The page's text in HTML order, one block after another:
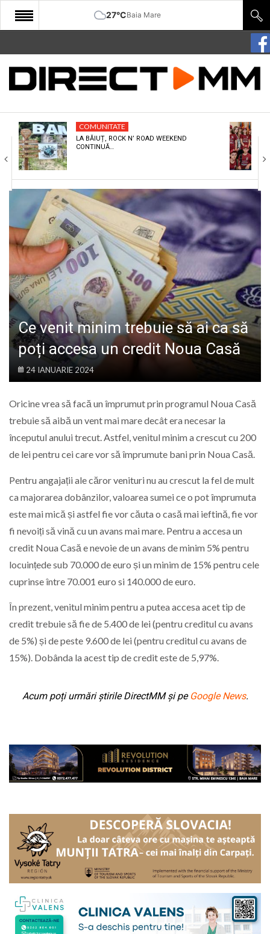
27°CBaia Mare
START
COMUNITATE
CULTURA
ECONOMIE
SANATATE
SPORT
SPECIAL
POLITIC
LIFE
COMUNITATE
LA BĂIUȚ, ROCK N’ ROAD WEEKEND
CONTINUĂ…
Ce venit minim trebuie să ai ca să
poți accesa un credit Noua Casă
24 IANUARIE 2024
Oricine vrea să facă un împrumut prin programul Noua Casă
trebuie să aibă un vent mai mare decât era necesar la
începutul anului trecut. Astfel, venitul minim a crescut cu 200
de lei pentru cei care vor să împrumute bani prin Noua Casă.
Pentru angajații ale căror venituri nu au crescut la fel de mult
ca majorarea dobânzilor, valoarea sumei ce o pot împrumuta
este mai mică și astfel fie vor căuta o casă mai ieftină, fie vor
fi nevoiți să vină cu un avans mai mare. Pentru a accesa un
credit Noua Casă e nevoie de un avans de minim 5% pentru
locuințede sub 70.000 de euro și un minim de 15% pentru cele
cuprinse între 70.001 euro si 140.000 de euro.
În prezent, venitul minim pentru a putea accesa acet tip de
credit trebuie să fie de 5.400 de lei (pentru creditul cu avans
de 5%) și de peste 9.600 de lei (pentru creditul cu avans de
15%). Dobânda la acest tip de credit este de 5,97%.
Acum poți urmări știrile DirectMM și pe Google News.